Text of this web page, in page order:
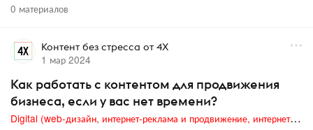
0 материалов
Контент без стресса от 4Х
1 мар 2024
Как работать с контентом для продвижения
бизнеса, если у вас нет времени?
Digital (web-дизайн, интернет-реклама и продвижение, интернет-сообщества и блоги, интернет-коммуникации, мобильный маркетинг, реклама на цифровых экранах)